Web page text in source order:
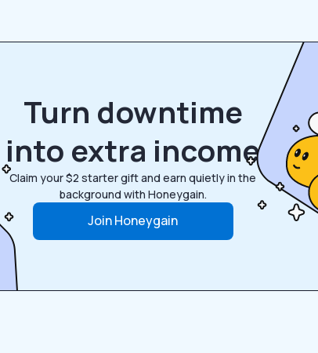
Turn downtime
into extra income
Claim your $2 starter gift and earn quietly in the
background with Honeygain.
Join Honeygain